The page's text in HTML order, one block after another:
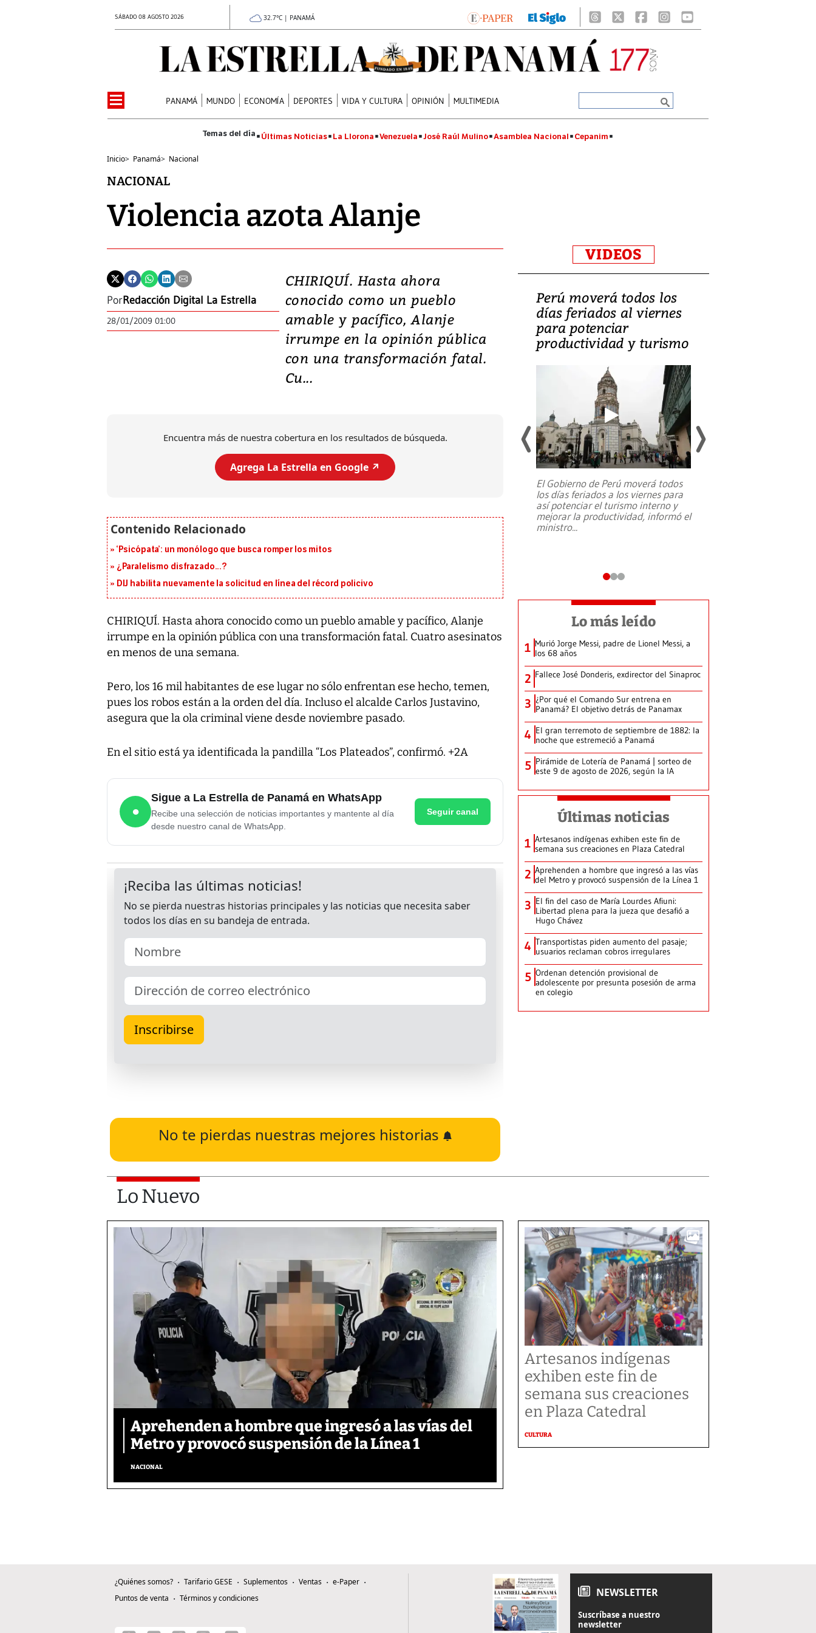
SÁBADO 08 AGOSTO 2026 32.7°C | PANAMÁ
PANAMÁ MUNDO ECONOMÍA DEPORTES VIDA Y CULTURA OPINIÓN MULTIMEDIA
Últimas Noticias La Llorona Venezuela José Raúl Mulino Asamblea Nacional Cepanim
Inicio> Panamá> Nacional
NACIONAL
Violencia azota Alanje
PorRedacción Digital La Estrella
28/01/2009 01:00
CHIRIQUÍ. Hasta ahora
conocido como un pueblo
amable y pacífico, Alanje
irrumpe en la opinión pública
con una transformación fatal.
Cu...
Encuentra más de nuestra cobertura en los resultados de búsqueda.
Agrega La Estrella en Google ↗️
‘Psicópata’: un monólogo que busca romper los mitos
¿Paralelismo disfrazado...?
DIJ habilita nuevamente la solicitud en línea del récord policivo
CHIRIQUÍ. Hasta ahora conocido como un pueblo amable y pacífico, Alanje
irrumpe en la opinión pública con una transformación fatal. Cuatro asesinatos
en menos de una semana.
Pero, los 16 mil habitantes de ese lugar no sólo enfrentan ese hecho, temen,
pues los robos están a la orden del día. Incluso el alcalde Carlos Justavino,
asegura que la ola criminal viene desde noviembre pasado.
En el sitio está ya identificada la pandilla “Los Plateados”, confirmó. +2A
●
Sigue a La Estrella de Panamá en WhatsApp
Recibe una selección de noticias importantes y mantente al día
desde nuestro canal de WhatsApp.
Seguir canal
No te pierdas nuestras mejores historias
VIDEOS
Video: Lula lanza su
candidatura con
promesas de inversión
en defensa, educación y
tierras raras
presidente de Brasil, Luiz Inácio Lula
Perú moverá todos los
días feriados al viernes
para potenciar
productividad y turismo
El Gobierno de Perú moverá todos
los días feriados a los viernes para
así potenciar el turismo interno y
mejorar la productividad, informó el
ministro...
Lo más leído
1 Murió Jorge Messi, padre de Lionel Messi, a
los 68 años
2 Fallece José Donderis, exdirector del Sinaproc
3 ¿Por qué el Comando Sur entrena en
Panamá? El objetivo detrás de Panamax
4 El gran terremoto de septiembre de 1882: la
noche que estremeció a Panamá
5 Pirámide de Lotería de Panamá | sorteo de
este 9 de agosto de 2026, según la IA
Últimas noticias
1 Artesanos indígenas exhiben este fin de
semana sus creaciones en Plaza Catedral
2 Aprehenden a hombre que ingresó a las vías
del Metro y provocó suspensión de la Línea 1
3 El fin del caso de María Lourdes Afiuni:
Libertad plena para la jueza que desafió a
Hugo Chávez
4 Transportistas piden aumento del pasaje;
usuarios reclaman cobros irregulares
5 Ordenan detención provisional de
adolescente por presunta posesión de arma
en colegio
Lo Nuevo
Aprehenden a hombre que ingresó a las vías del
Metro y provocó suspensión de la Línea 1
NACIONAL
Artesanos indígenas
exhiben este fin de
semana sus creaciones
en Plaza Catedral
CULTURA
¿Quiénes somos? Tarifario GESE Suplementos Ventas
e-Paper
Puntos de venta
Términos y condiciones NEWSLETTER
Suscríbase a nuestro
newsletter